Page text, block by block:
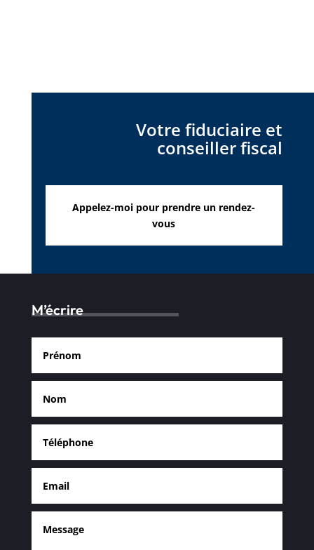
Votre fiduciaire et
conseiller fiscal
Appelez-moi pour prendre un rendez-
vous
M’écrire